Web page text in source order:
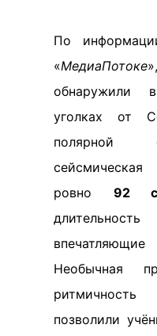
По
«МедиаПотоке
обнаружили
уголках от
полярной
сейсмическая
ровно 92
длительность
Необычная
позволили